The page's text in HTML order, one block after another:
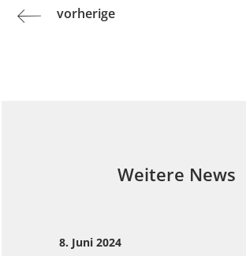
Beitrags-
vorherige
Weitere News
8. Juni 2024